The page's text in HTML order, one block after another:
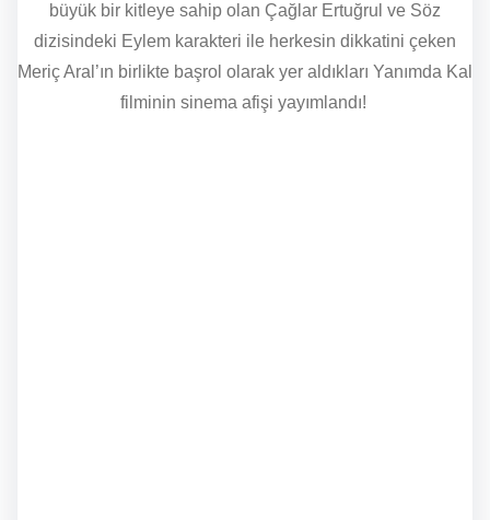
büyük bir kitleye sahip olan Çağlar Ertuğrul ve Söz
dizisindeki Eylem karakteri ile herkesin dikkatini çeken
Meriç Aral’ın birlikte başrol olarak yer aldıkları Yanımda Kal
filminin sinema afişi yayımlandı!